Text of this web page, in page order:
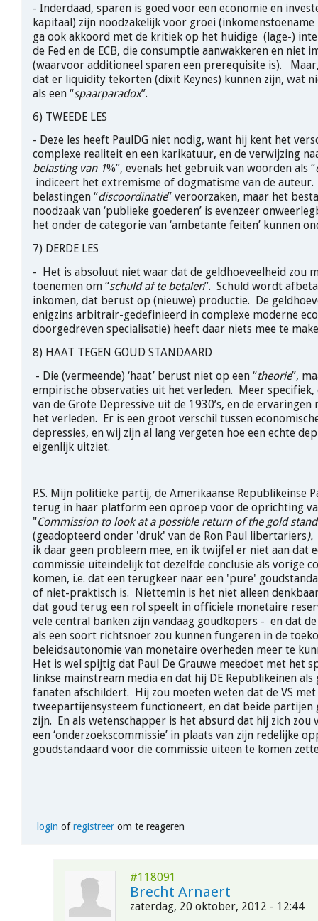
- Inderdaad, sparen is goed voor een economie en
kapitaal) zijn noodzakelijk voor groei
ga ook akkoord met de kritiek op het huidige (lage-)
de Fed en de ECB, die consumptie aanwakkeren en niet
(waarvoor additioneel sparen een prerequisite is).
dat er liquidity tekorten (dixit Keynes) kunnen zijn, wat
als een “spaarparadox”.
6) TWEEDE LES
- Deze les heeft PaulDG niet nodig, want hij kent het
complexe realiteit en een karikatuur, en de verwijzing
belasting van 1%”, evenals het gebruik van woorden als “
indiceert het extremisme of dogmatisme van de
belastingen “discoordinatie” veroorzaken, maar het
noodzaak van ‘publieke goederen’ is evenzeer
het onder de categorie van ‘ambetante feiten’ kunnen
7) DERDE LES
- Het is absoluut niet waar dat de geldhoeveelheid zou
toenemen om “schuld af te betalen”. Schuld wordt
inkomen, dat berust op (nieuwe) productie. De
enigzins arbitrair-gedefinieerd in complexe moderne
doorgedreven specialisatie) heeft daar niets mee te
8) HAAT TEGEN GOUD STANDAARD
- Die (vermeende) ‘haat’ berust niet op een “theorie”,
empirische observaties uit het verleden. Meer
van de Grote Depressive uit de 1930’s, en de
het verleden. Er is een groot verschil tussen
depressies, en wij zijn al lang vergeten hoe een echte
eigenlijk uitziet.
P.S. Mijn politieke partij, de Amerikaanse Republikeinse
terug in haar platform een oproep voor de oprichting
"Commission to look at a possible return of the gold
(geadopteerd onder 'druk' van de Ron Paul libertariers).
ik daar geen probleem mee, en ik twijfel er niet aan dat
commissie uiteindelijk tot dezelfde conclusie als vorige
komen, i.e. dat een terugkeer naar een 'pure'
of niet-praktisch is. Niettemin is het niet alleen
dat goud terug een rol speelt in officiele monetaire
vele central banken zijn vandaag goudkopers - en dat
als een soort richtsnoer zou kunnen fungeren in de
beleidsautonomie van monetaire overheden meer te
Het is wel spijtig dat Paul De Grauwe meedoet met het
linkse mainstream media en dat hij DE Republikeinen
fanaten afschildert. Hij zou moeten weten dat de VS met
tweepartijensysteem functioneert, en dat beide partijen
zijn. En als wetenschapper is het absurd dat hij zich zou
een ‘onderzoekscommissie’ in plaats van zijn redelijke
goudstandaard voor die commissie uiteen te komen
login ofregistreerom te reageren
#118091
Brecht Arnaert
zaterdag, 20 oktober, 2012 - 12:44